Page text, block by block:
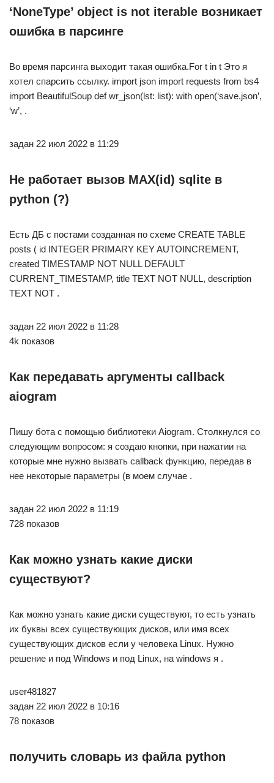
‘NoneType’ object is not iterable возникает
ошибка в парсинге
Во время парсинга выходит такая ошибка.For t in t Это я
хотел спарсить ссылку. import json import requests from bs4
import BeautifulSoup def wr_json(lst: list): with open(‘save.json’,
‘w’, .
задан 22 июл 2022 в 11:29
Не работает вызов MAX(id) sqlite в
python (?)
Есть ДБ с постами созданная по схеме CREATE TABLE
posts ( id INTEGER PRIMARY KEY AUTOINCREMENT,
created TIMESTAMP NOT NULL DEFAULT
CURRENT_TIMESTAMP, title TEXT NOT NULL, description
TEXT NOT .
задан 22 июл 2022 в 11:28
4k показов
Как передавать аргументы callback
aiogram
Пишу бота с помощью библиотеки Aiogram. Столкнулся со
следующим вопросом: я создаю кнопки, при нажатии на
которые мне нужно вызвать callback функцию, передав в
нее некоторые параметры (в моем случае .
задан 22 июл 2022 в 11:19
728 показов
Как можно узнать какие диски
существуют?
Как можно узнать какие диски существуют, то есть узнать
их буквы всех существующих дисков, или имя всех
существующих дисков если у человека Linux. Нужно
решение и под Windows и под Linux, на windows я .
user481827
задан 22 июл 2022 в 10:16
78 показов
получить словарь из файла python